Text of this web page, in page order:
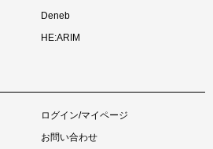
Deneb
HE:ARIM
ログイン/マイページ
お問い合わせ